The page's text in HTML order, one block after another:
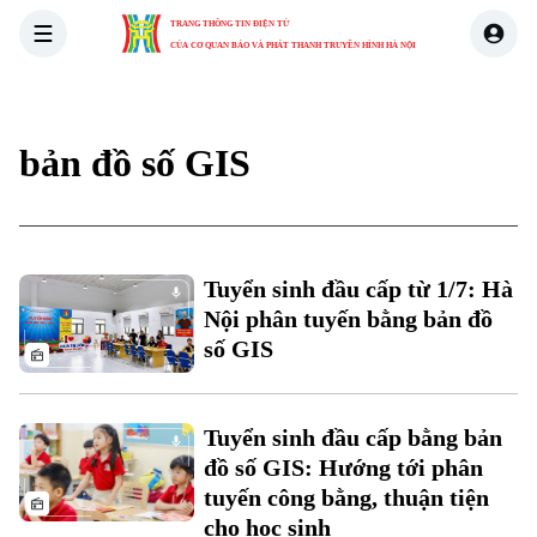
TRANG THÔNG TIN ĐIỆN TỬ
CỦA CƠ QUAN BÁO VÀ PHÁT THANH TRUYỀN HÌNH HÀ NỘI
Xu hướng
Thời sự
Hà Nội
Hà Nội
bản đồ số GIS
Tuyển sinh đầu cấp từ 1/7: Hà
Nội phân tuyến bằng bản đồ
số GIS
Tuyển sinh đầu cấp bằng bản
đồ số GIS: Hướng tới phân
tuyến công bằng, thuận tiện
cho học sinh